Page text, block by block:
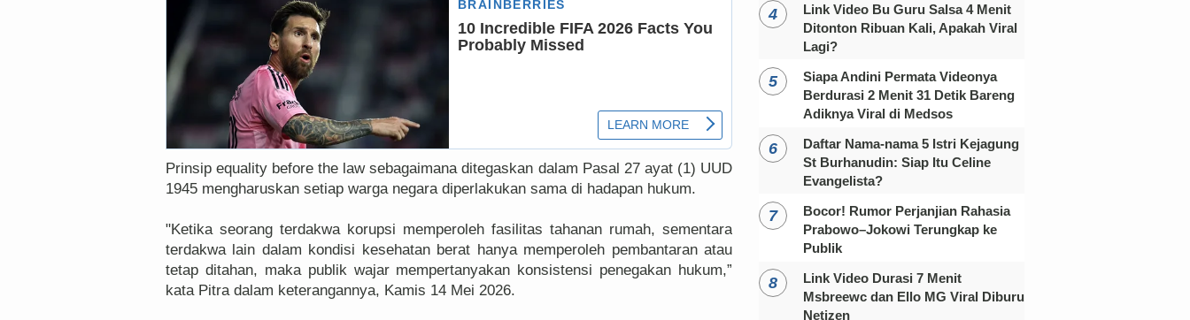
Prinsip equality before the law sebagaimana ditegaskan dalam Pasal 27 ayat (1) UUD
1945 mengharuskan setiap warga negara diperlakukan sama di hadapan hukum.
"Ketika seorang terdakwa korupsi memperoleh fasilitas tahanan rumah, sementara
terdakwa lain dalam kondisi kesehatan berat hanya memperoleh pembantaran atau
tetap ditahan, maka publik wajar mempertanyakan konsistensi penegakan hukum,”
kata Pitra dalam keterangannya, Kamis 14 Mei 2026.
Link Video Bu Guru Salsa 4 Menit
Ditonton Ribuan Kali, Apakah Viral
Lagi?
Siapa Andini Permata Videonya
Berdurasi 2 Menit 31 Detik Bareng
Adiknya Viral di Medsos
Daftar Nama-nama 5 Istri Kejagung
St Burhanudin: Siap Itu Celine
Evangelista?
Bocor! Rumor Perjanjian Rahasia
Prabowo–Jokowi Terungkap ke
Publik
Link Video Durasi 7 Menit
Msbreewc dan Ello MG Viral Diburu
Netizen